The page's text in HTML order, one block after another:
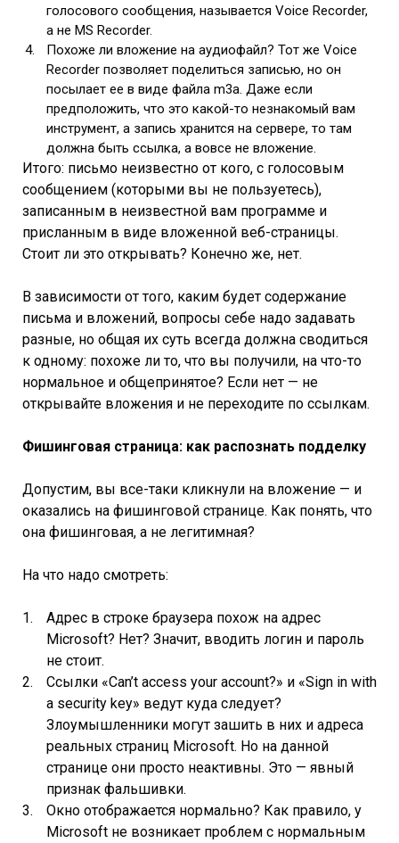
голосового сообщения, называется Voice Recorder,
а не MS Recorder.
Похоже ли вложение на аудиофайл? Тот же Voice
Recorder позволяет поделиться записью, но он
посылает ее в виде файла m3a. Даже если
предположить, что это какой-то незнакомый вам
инструмент, а запись хранится на сервере, то там
должна быть ссылка, а вовсе не вложение.
Итого: письмо неизвестно от кого, с голосовым
сообщением (которыми вы не пользуетесь),
записанным в неизвестной вам программе и
присланным в виде вложенной веб-страницы.
Стоит ли это открывать? Конечно же, нет.
В зависимости от того, каким будет содержание
письма и вложений, вопросы себе надо задавать
разные, но общая их суть всегда должна сводиться
к одному: похоже ли то, что вы получили, на что-то
нормальное и общепринятое? Если нет — не
открывайте вложения и не переходите по ссылкам.
Фишинговая страница: как распознать подделку
Допустим, вы все-таки кликнули на вложение — и
оказались на фишинговой странице. Как понять, что
она фишинговая, а не легитимная?
На что надо смотреть:
Адрес в строке браузера похож на адрес
Microsoft? Нет? Значит, вводить логин и пароль
не стоит.
Ссылки «Can’t access your account?» и «Sign in with
a security key» ведут куда следует?
Злоумышленники могут зашить в них и адреса
реальных страниц Microsoft. Но на данной
странице они просто неактивны. Это — явный
признак фальшивки.
Окно отображается нормально? Как правило, у
Microsoft не возникает проблем с нормальным